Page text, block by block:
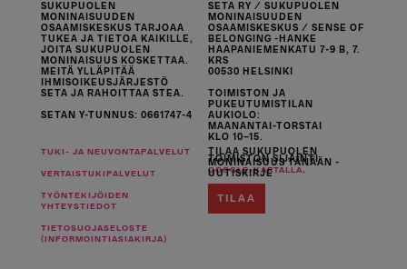
SUKUPUOLEN
MONINAISUUDEN
OSAAMISKESKUS TARJOAA
TUKEA JA TIETOA KAIKILLE,
JOITA SUKUPUOLEN
MONINAISUUS KOSKETTAA.
MEITÄ YLLÄPITÄÄ
IHMISOIKEUSJÄRJESTÖ
SETA JA RAHOITTAA STEA.
SETAN Y-TUNNUS: 0661747-4
SETA RY / SUKUPUOLEN
MONINAISUUDEN
OSAAMISKESKUS / SENSE OF
BELONGING -HANKE
HAAPANIEMENKATU 7-9 B, 7.
KRS
00530 HELSINKI
TOIMISTON JA
PUKEUTUMISTILAN
AUKIOLO:
MAANANTAI-TORSTAI
KLO 10–15.
TOIMISTON SIJAINTI
GOOGLE-KARTALLA
TUKI- JA NEUVONTAPALVELUT
VERTAISTUKIPALVELUT
TYÖNTEKIJÖIDEN
YHTEYSTIEDOT
TIETOSUOJASELOSTE
(INFORMOINTIASIAKIRJA)
TILAA SUKUPUOLEN
MONINAISUUS TÄNÄÄN -
UUTISKIRJE
TILAA